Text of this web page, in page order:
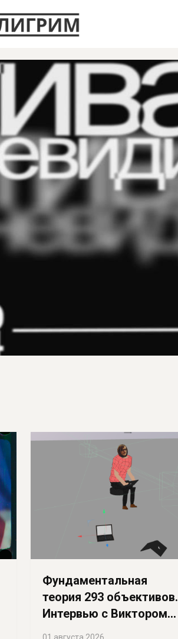
Фундаментальная
теория 293 объективов.
Интервью с Виктором
ван Россемом